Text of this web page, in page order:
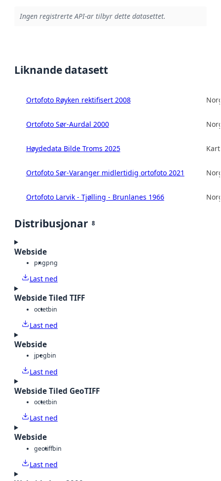
Ingen registrerte API-ar tilbyr dette datasettet.
Liknande datasett
Ortofoto Røyken rektifisert 2008
Ortofoto Sør-Aurdal 2000
Høydedata Bilde Troms 2025
Ortofoto Sør-Varanger midlertidig ortofoto 2021
Ortofoto Larvik - Tjølling - Brunlanes 1966
Distribusjonar 8
Webside
pngpng
Last ned
Webside Tiled TIFF
octetbin
Last ned
Webside
jpegbin
Last ned
Webside Tiled GeoTIFF
octetbin
Last ned
Webside
geotiffbin
Last ned